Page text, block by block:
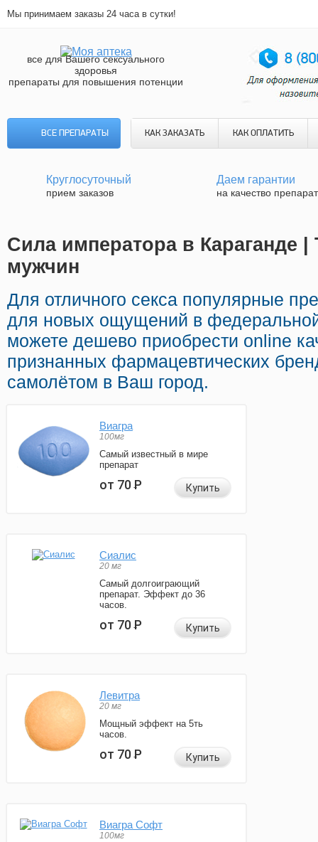
Мы принимаем заказы 24 часа в сутки!
все для Вашего сексуального
здоровья
препараты для повышения потенции
ВСЕ ПРЕПАРАТЫ КАК ЗАКАЗАТЬ КАК ОПЛАТИТЬ
Круглосуточный
прием заказов
Даем гарантии
на качество
Сила императора в Караганде |
мужчин
Для отличного секса популярные
для новых ощущений в
можете дешево приобрести online
признанных фармацевтических
самолётом в Ваш город.
Виагра
100мг
Самый известный в мире
препарат
от 70Р Купить
Сиалис
20 мг
Самый долгоиграющий
препарат. Эффект до 36
часов.
от 70Р Купить
Левитра
20 мг
Мощный эффект на 5ть
часов.
от 70Р Купить
Виагра Софт
100мг